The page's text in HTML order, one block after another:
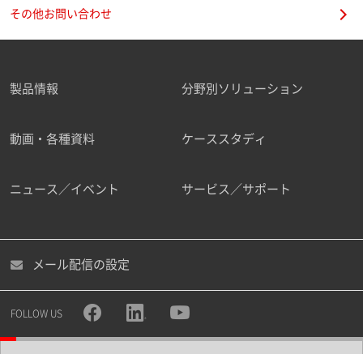
その他お問い合わせ
製品情報 分野別ソリューション
動画・各種資料 ケーススタディ
ニュース／イベント サービス／サポート
メール配信の設定
FOLLOW US